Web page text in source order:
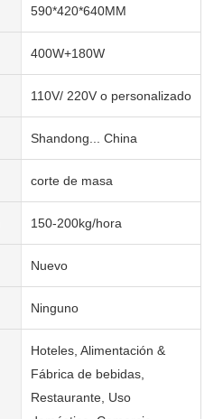
590*420*640MM
400W+180W
110V/ 220V o personalizado
Shandong... China
corte de masa
150-200kg/hora
Nuevo
Ninguno
Hoteles, Alimentación &
Fábrica de bebidas,
Restaurante, Uso